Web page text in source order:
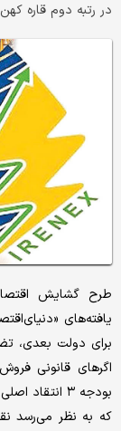
در رتبه دوم قاره
طرح گشایش
یافته‌های
برای دولت بعدی،
اگرهای قانونی
بودجه ۳
که به نظر می‌رسد